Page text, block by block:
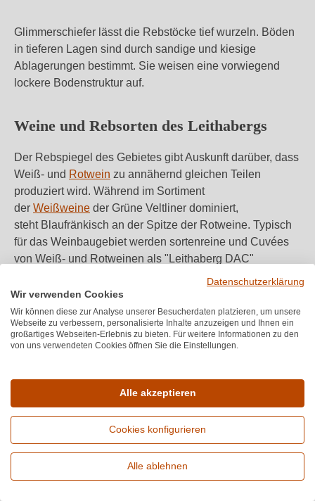
Glimmerschiefer lässt die Rebstöcke tief wurzeln. Böden
in tieferen Lagen sind durch sandige und kiesige
Ablagerungen bestimmt. Sie weisen eine vorwiegend
lockere Bodenstruktur auf.
Weine und Rebsorten des Leithabergs
Der Rebspiegel des Gebietes gibt Auskunft darüber, dass
Weiß- und Rotwein zu annähernd gleichen Teilen
produziert wird. Während im Sortiment
der Weißweine der Grüne Veltliner dominiert,
steht Blaufränkisch an der Spitze der Rotweine. Typisch
für das Weinbaugebiet werden sortenreine und Cuvées
von Weiß- und Rotweinen als "Leithaberg DAC"
Weine dieser Qualitätsstufe überzeugen durch ihre
Mineralität, Würze, Kraft und Frucht. Blaufränkisch brilliert
durch Aromen von dunklen Beeren und überrascht mit
überwiegend naturnah. Ruhe und professionelle
Gelassenheit bestimmen den Ablauf im Keller. Weine aus
dem Gebiet Leithaberg dürfen sich Zeit zum Entwickeln
und Reifen nehmen, was im Glas zu schmecken ist und
Kenner lieben.
Erweiterte Suche
Datenschutzerklärung
Wir verwenden Cookies
Wir können diese zur Analyse unserer Besucherdaten platzieren, um unsere
Webseite zu verbessern, personalisierte Inhalte anzuzeigen und Ihnen ein
großartiges Webseiten-Erlebnis zu bieten. Für weitere Informationen zu den
von uns verwendeten Cookies öffnen Sie die Einstellungen.
Alle akzeptieren
Cookies konfigurieren
Alle ablehnen